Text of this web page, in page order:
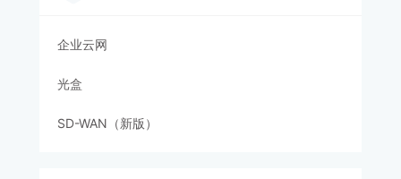
企业云网
光盒
SD-WAN（新版）